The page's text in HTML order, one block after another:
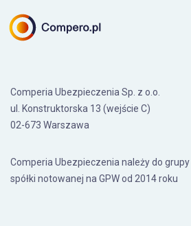
Comperia Ubezpieczenia Sp. z o.o.
ul. Konstruktorska 13 (wejście C)
02-673 Warszawa
Comperia Ubezpieczenia należy do
spółki notowanej na GPW od 2014 roku